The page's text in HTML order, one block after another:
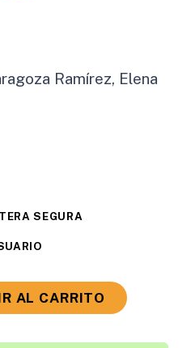
Ramírez, Elena
SEGURA
AL CARRITO